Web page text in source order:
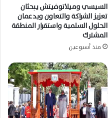
السيسي وميلاتوفيتش يبحثان
تعزيز الشراكة والتعاون ويدعمان
الحلول السلمية واستقرار المنطقة
المشترك
منذ أسبوعين